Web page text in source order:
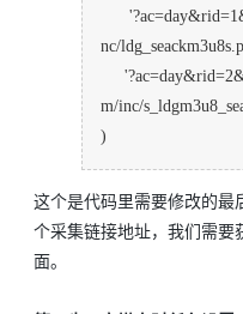
nc/
m/inc/
)
这个是代码里需要修改的最
个采集链接地址，我们需要
面。